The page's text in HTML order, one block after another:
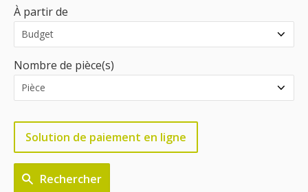
À partir de
Nombre de pièce(s)
Solution de paiement en ligne
Rechercher